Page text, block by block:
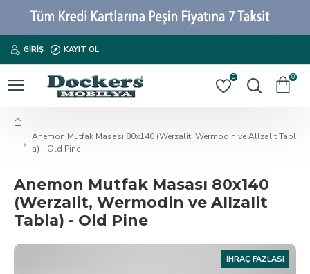
GIRIŞ KAYIT OL
0 0
Anemon Mutfak Masası 80x140 (Werzalit, Wermodin ve Allzalit Tabl
a) - Old Pine
Anemon Mutfak Masası 80x140
(Werzalit, Wermodin ve Allzalit
Tabla) - Old Pine
İHRAÇ FAZLASI